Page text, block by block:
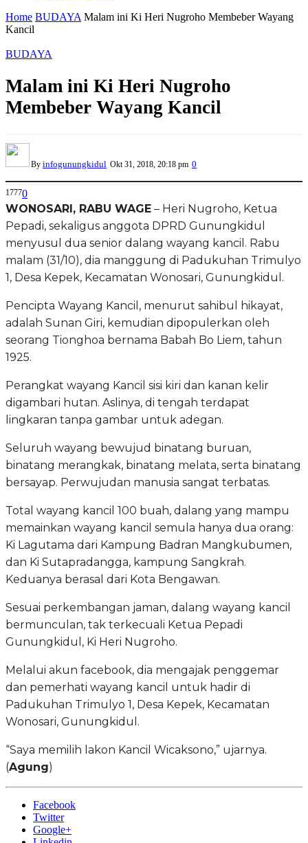
Home BUDAYA Malam ini Ki Heri Nugroho Membeber Wayang
Kancil
BUDAYA
Malam ini Ki Heri Nugroho
Membeber Wayang Kancil
By infogunungkidul Okt 31, 2018, 20:18 pm 0
17770
WONOSARI, RABU WAGE – Heri Nugroho, Ketua
Pepadi, sekaligus anggota DPRD Gunungkidul
menyusul dua senior dalang wayang kancil. Rabu
malam (31/10), dia manggung di Padukuhan Trimulyo
1, Desa Kepek, Kecamatan Wonosari, Gunungkidul.
Pencipta Wayang Kancil, menurut sahibul hikayat,
adalah Sunan Giri, kemudian dipopulerkan oleh
seorang Tionghoa bernama Babah Bo Liem, tahun
1925.
Perangkat wayang Kancil sisi kiri dan kanan kelir
digambari hutan. Aslinya, di tengah terdapat
lingkaran tanpa gambar untuk adegan.
Seluruh wayang bewujud binatang buruan,
binatang merangkak, binatang melata, serta binatang
bersayap. Perwujudan manusia sangat terbatas.
Total wayang kancil 100 buah, dalang yang mampu
memainkan wayang kancil semula hanya dua orang:
Ki Lagutama dari Kampung Badran Mangkubumen,
dan Ki Sutapradangga, kampung Sangkrah.
Keduanya berasal dari Kota Bengawan.
Sesuai perkembangan jaman, dalang wayang kancil
bermunculan, tak terkecuali Ketua Pepadi
Gunungkidul, Ki Heri Nugroho.
Melalui akun facebook, dia mengajak penggemar
dan pemerhati wayang kancil untuk hadir di
Padukuhan Trimulyo 1, Desa Kepek, Kecamatan
Wonosari, Gunungkidul.
“Saya memilih lakon Kancil Wicaksono,” ujarnya.
(Agung)
Facebook
Twitter
Google+